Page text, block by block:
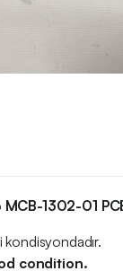
1302-01
condition.